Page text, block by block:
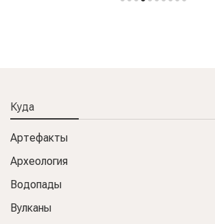
Куда
Артефакты
Археология
Водопады
Вулканы